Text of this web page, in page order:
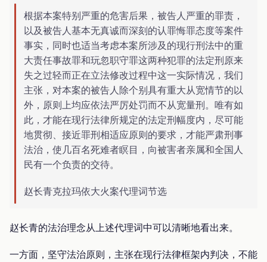
根据本案特别严重的危害后果，被告人严重的罪责，
以及被告人基本无真诚而深刻的认罪悔罪态度等案件
事实，同时也适当考虑本案所涉及的现行刑法中的重
大责任事故罪和玩忽职守罪这两种犯罪的法定刑原来
失之过轻而正在立法修改过程中这一实际情况，我们
主张，对本案的被告人除个别具有重大从宽情节的以
外，原则上均应依法严厉处罚而不从宽量刑。唯有如
此，才能在现行法律所规定的法定刑幅度内，尽可能
地贯彻、接近罪刑相适应原则的要求，才能严肃刑事
法治，使几百名死难者瞑目，向被害者亲属和全国人
民有一个负责的交待。
赵长青克拉玛依大火案代理词节选
赵长青的法治理念从上述代理词中可以清晰地看出来。
一方面，坚守法治原则，主张在现行法律框架内判决，不能